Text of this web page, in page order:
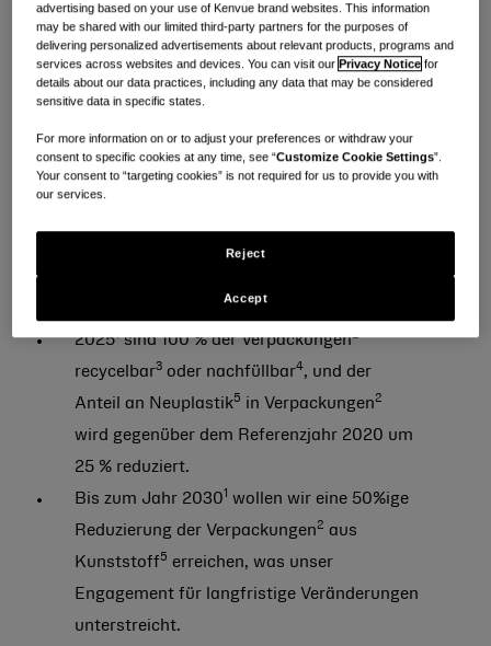
sicheren Lieferung vertrauenswürdiger
Gesundheitsprodukte an Verbraucher, tragen jedoch
auch eine Verantwortung für die Verringerung der
Umweltbelastung und die Förderung eines gesünderen
Planeten. Aus diesem Grund haben die Minimierung
des Kunststoffverbrauchs und die Förderung zirkulärer
Lösungen höchste Priorität.
Im Rahmen dieser Bemühungen haben wir uns klare
20251sind 100 % der Verpackungen2
recycelbar3 oder nachfüllbar4, und der
Anteil an Neuplastik5 in Verpackungen2
wird gegenüber dem Referenzjahr 2020 um
25 % reduziert.
Bis zum Jahr 20301 wollen wir eine 50%ige
Reduzierung der Verpackungen2 aus
Kunststoff5 erreichen, was unser
Engagement für langfristige Veränderungen
unterstreicht.
advertising based on your use of Kenvue brand websites. This information
may be shared with our limited third-party partners for the purposes of
delivering personalized advertisements about relevant products, programs and
services across websites and devices. You can visit our Privacy Notice for
details about our data practices, including any data that may be considered
sensitive data in specific states.
For more information on or to adjust your preferences or withdraw your
consent to specific cookies at any time, see “Customize Cookie Settings”.
Your consent to “targeting cookies” is not required for us to provide you with
our services.
Reject
Accept